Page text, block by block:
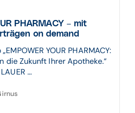
PHARMACY – mit
on demand
YOUR PHARMACY:
die Zukunft Ihrer Apotheke.“
...